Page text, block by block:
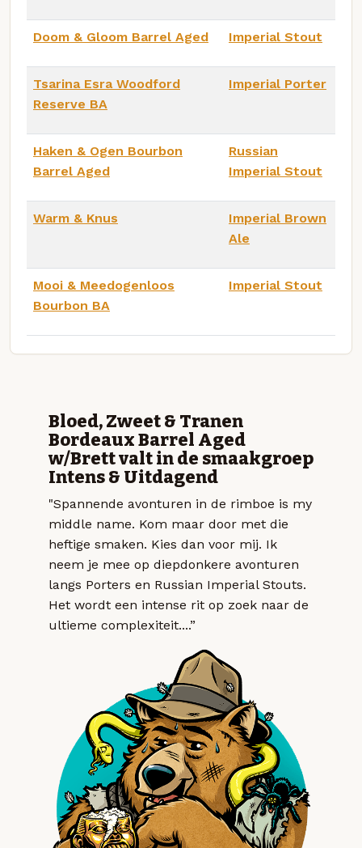
Doom & Gloom Barrel Aged Imperial Stout
Tsarina Esra Woodford
Reserve BA
Imperial Porter
Haken & Ogen Bourbon
Barrel Aged
Russian
Imperial Stout
Warm & Knus
Imperial Brown
Ale
Mooi & Meedogenloos
Bourbon BA
Imperial Stout
Bloed, Zweet & Tranen
Bordeaux Barrel Aged
w/Brett valt in de smaakgroep
Intens & Uitdagend
"Spannende avonturen in de rimboe is my
middle name. Kom maar door met die
heftige smaken. Kies dan voor mij. Ik
neem je mee op diepdonkere avonturen
langs Porters en Russian Imperial Stouts.
Het wordt een intense rit op zoek naar de
ultieme complexiteit....”